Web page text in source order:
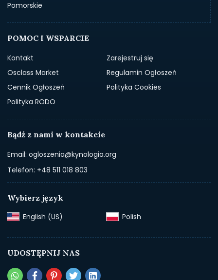
Pomorskie
POMOC I WSPARCIE
Kontakt
Zarejestruj się
Osclass Market
Regulamin Ogłoszeń
Cennik Ogłoszeń
Polityka Cookies
Polityka RODO
Bądź z nami w kontakcie
Email: ogloszenia@kynologia.org
Telefon: +48 511 018 803
Wybierz język
English (US)‎
Polish‎
UDOSTĘPNIJ NAS